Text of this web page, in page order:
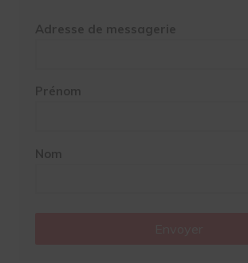
Adresse de messagerie
Prénom
Nom